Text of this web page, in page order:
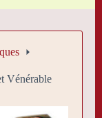
Vénérable